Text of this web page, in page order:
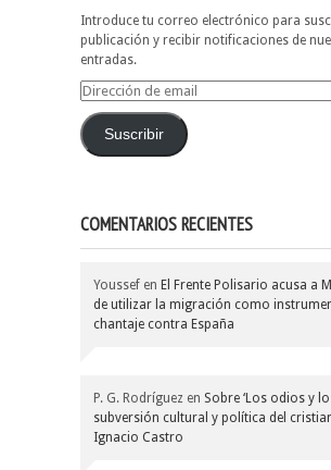
Introduce tu correo electrónico para
publicación y recibir notificaciones de
entradas.
Dirección
emailSuscribir
COMENTARIOS RECIENTES
Youssef en El Frente Polisario acusa a
de utilizar la migración como
chantaje contra España
P. G. Rodríguez en Sobre ‘Los odios y
subversión cultural y política del
Ignacio Castro